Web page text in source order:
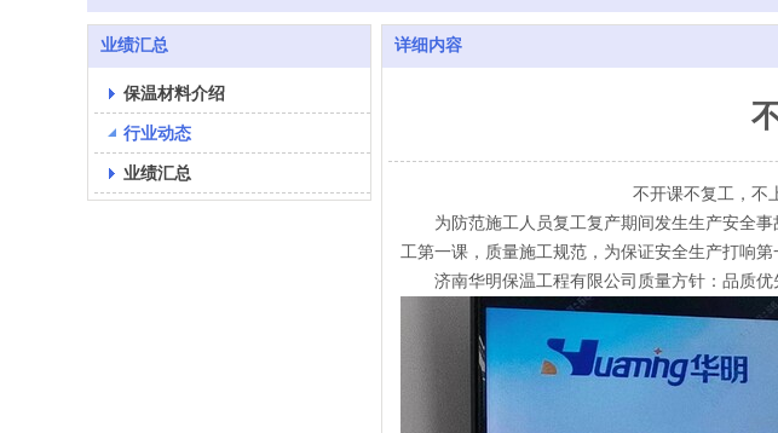
业绩汇总
保温材料介绍
行业动态
业绩汇总
详细内容
不开课不复工，不上课
为防范施工人员复工复产期间发生生产安全
工第一课，质量施工规范，为保证安全生产打响
济南华明保温工程有限公司质量方针：品质优